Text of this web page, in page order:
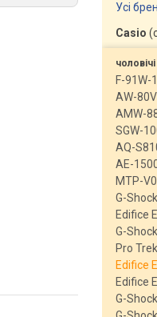
Усі
Casio (
чоловічі
F-91W-1
AW-
AMW-
SGW-
AQ-
AE-
MTP-
G-
Edifice
G-
Pro
Edifice
Edifice
G-